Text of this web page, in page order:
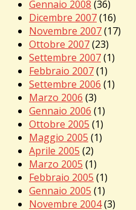
Gennaio 2008 (36)
Dicembre 2007(16)
Novembre 2007(17)
Ottobre 2007(23)
Settembre 2007(1)
Febbraio 2007(1)
Settembre 2006 (1)
Marzo 2006 (3)
Gennaio 2006 (1)
Ottobre 2005 (1)
Maggio 2005 (1)
Aprile 2005 (2)
Marzo 2005 (1)
Febbraio 2005 (1)
Gennaio 2005 (1)
Novembre 2004(3)